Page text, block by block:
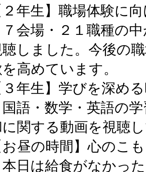
２年生】職場体験に
会場・２１職種の
しました。今後の
高めています。
３年生】学びを深め
語・数学・英語の
関する動画を視聴
お昼の時間】心のこ
日は給食がなかっ